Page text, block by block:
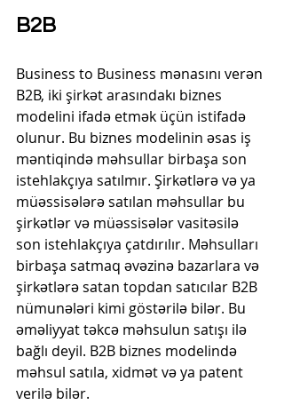
B2B
Business to Business mənasını verən
B2B, iki şirkət arasındakı biznes
modelini ifadə etmək üçün istifadə
olunur. Bu biznes modelinin əsas iş
məntiqində məhsullar birbaşa son
istehlakçıya satılmır. Şirkətlərə və ya
müəssisələrə satılan məhsullar bu
şirkətlər və müəssisələr vasitəsilə
son istehlakçıya çatdırılır. Məhsulları
birbaşa satmaq əvəzinə bazarlara və
şirkətlərə satan topdan satıcılar B2B
nümunələri kimi göstərilə bilər. Bu
əməliyyat təkcə məhsulun satışı ilə
bağlı deyil. B2B biznes modelində
məhsul satıla, xidmət və ya patent
verilə bilər.